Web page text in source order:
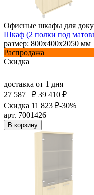
Офисные шкафы для
Шкаф (2 полки под
размер: 800х400х2050 мм
Распродажа
Скидка
доставка от 1 дня
27 587
₽ 39 410 ₽
Скидка 11 823 ₽-30%
арт. 7001426
В корзину